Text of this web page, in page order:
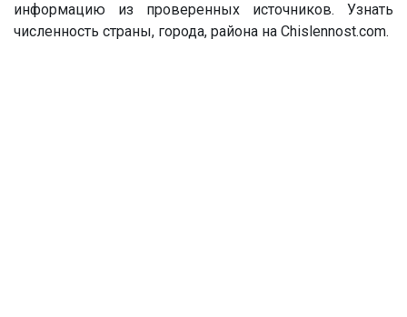
информацию из проверенных источников. Узнать
численность страны, города, района на Chislennost.com.